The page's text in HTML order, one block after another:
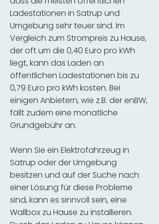
Ladestationen in Satrup und
Umgebung sehr teuer sind. Im
Vergleich zum Strompreis zu Hause,
der oft um die 0,40 Euro pro kWh
liegt, kann das Laden an
öffentlichen Ladestationen bis zu
0,79 Euro pro kWh kosten. Bei
einigen Anbietern, wie z.B. der enBW,
fällt zudem eine monatliche
Grundgebühr an.
Wenn Sie ein Elektrofahrzeug in
Satrup oder der Umgebung
besitzen und auf der Suche nach
einer Lösung für diese Probleme
sind, kann es sinnvoll sein, eine
Wallbox zu Hause zu installieren.